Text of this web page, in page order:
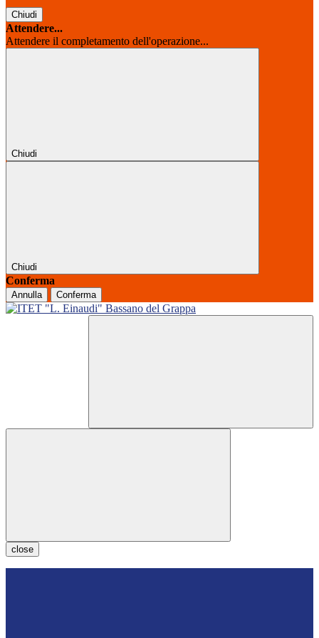
Chiudi
Attendere...
Attendere il completamento dell'operazione...
Chiudi
Chiudi
Conferma
Annulla Conferma
close